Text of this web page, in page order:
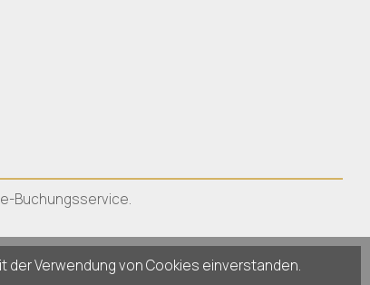
Buchungsservice.
Verwendung von Cookies einverstanden.